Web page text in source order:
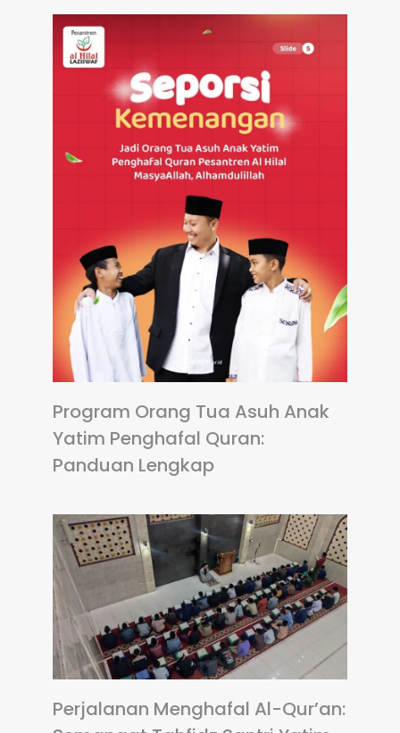
Program Orang Tua Asuh Anak
Yatim Penghafal Quran:
Panduan Lengkap
Perjalanan Menghafal Al-Qur’an: